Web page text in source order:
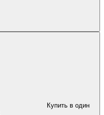
Купить в один